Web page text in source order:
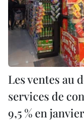
Les ventes au
services de
9,5 % en janvier